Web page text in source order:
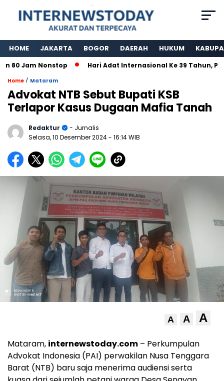
HOME JAKARTA BOGOR DAERAH HUKUM
Jam Nonstop Hari Adat Internasional Ke 39 Tahun,
Home / Mataram
Advokat NTB Sebut Bupati KSB
Terlapor Kasus Dugaan Mafia Tanah
Redaktur
- Jurnalis
Selasa, 10 Desember 2024- 16:14 WIB
A A A
Mataram, internewstoday.com – Perkumpulan
Advokat Indonesia (PAI) perwakilan Nusa Tenggara
Barat (NTB) baru saja menerima audiensi serta